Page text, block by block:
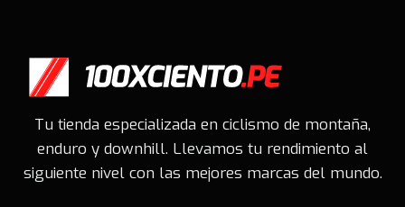
Tu tienda especializada en ciclismo de montaña,
enduro y downhill. Llevamos tu rendimiento al
siguiente nivel con las mejores marcas del mundo.